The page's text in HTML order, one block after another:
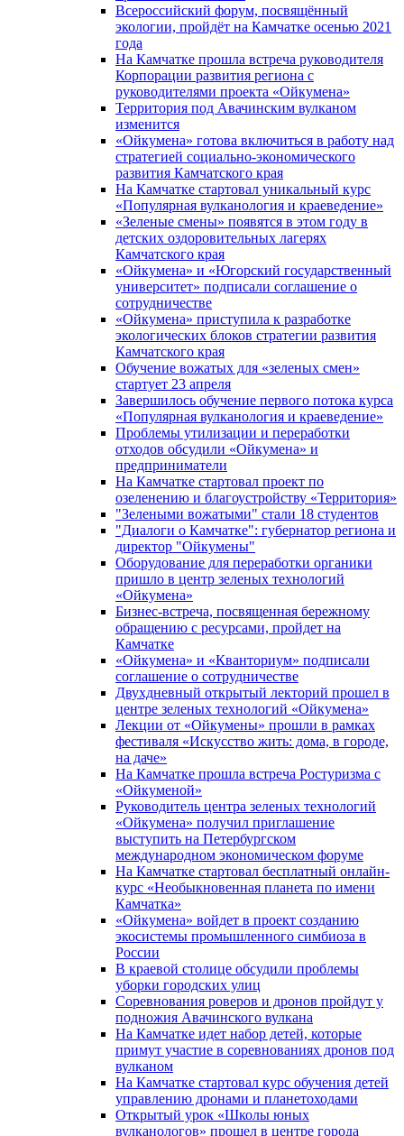
Всероссийский форум, посвящённый
экологии, пройдёт на Камчатке осенью 2021
года
На Камчатке прошла встреча руководителя
Корпорации развития региона с
руководителями проекта «Ойкумена»
Территория под Авачинским вулканом
изменится
«Ойкумена» готова включиться в работу над
стратегией социально-экономического
развития Камчатского края
На Камчатке стартовал уникальный курс
«Популярная вулканология и краеведение»
«Зеленые смены» появятся в этом году в
детских оздоровительных лагерях
Камчатского края
«Ойкумена» и «Югорский государственный
университет» подписали соглашение о
сотрудничестве
«Ойкумена» приступила к разработке
экологических блоков стратегии развития
Камчатского края
Обучение вожатых для «зеленых смен»
стартует 23 апреля
Завершилось обучение первого потока курса
«Популярная вулканология и краеведение»
Проблемы утилизации и переработки
отходов обсудили «Ойкумена» и
предприниматели
На Камчатке стартовал проект по
озеленению и благоустройству «Территория»
"Зелеными вожатыми" стали 18 студентов
"Диалоги о Камчатке": губернатор региона и
директор "Ойкумены"
Оборудование для переработки органики
пришло в центр зеленых технологий
«Ойкумена»
Бизнес-встреча, посвященная бережному
обращению с ресурсами, пройдет на
Камчатке
«Ойкумена» и «Кванториум» подписали
соглашение о сотрудничестве
Двухдневный открытый лекторий прошел в
центре зеленых технологий «Ойкумена»
Лекции от «Ойкумены» прошли в рамках
фестиваля «Искусство жить: дома, в городе,
на даче»
На Камчатке прошла встреча Ростуризма с
«Ойкуменой»
Руководитель центра зеленых технологий
«Ойкумена» получил приглашение
выступить на Петербургском
международном экономическом форуме
На Камчатке стартовал бесплатный онлайн-
курс «Необыкновенная планета по имени
Камчатка»
«Ойкумена» войдет в проект созданию
экосистемы промышленного симбиоза в
России
В краевой столице обсудили проблемы
уборки городских улиц
Соревнования роверов и дронов пройдут у
подножия Авачинского вулкана
На Камчатке идет набор детей, которые
примут участие в соревнованиях дронов под
вулканом
На Камчатке стартовал курс обучения детей
управлению дронами и планетоходами
Открытый урок «Школы юных
вулканологов» прошел в центре города